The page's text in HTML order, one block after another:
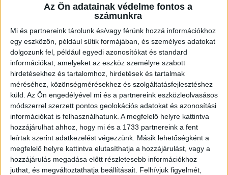
Az Ön adatainak védelme fontos a
számunkra
Mi és partnereink tárolunk és/vagy férünk hozzá információkhoz
egy eszközön, például sütik formájában, és személyes adatokat
dolgozunk fel, például egyedi azonosítókat és standard
információkat, amelyeket az eszköz személyre szabott
hirdetésekhez és tartalomhoz, hirdetések és tartalmak
méréséhez, közönségmérésekhez és szolgáltatásfejlesztéshez
küld. Az Ön engedélyével mi és a partnereink eszközleolvasásos
módszerrel szerzett pontos geolokációs adatokat és azonosítási
információkat is felhasználhatunk. A megfelelő helyre kattintva
hozzájárulhat ahhoz, hogy mi és a 1733 partnereink a fent
leírtak szerint adatkezelést végezzünk. Másik lehetőségként a
megfelelő helyre kattintva elutasíthatja a hozzájárulást, vagy a
hozzájárulás megadása előtt részletesebb információkhoz
juthat, és megváltoztathatja beállításait. Felhívjuk figyelmét,
Kaposvár, Eladó Társasházi lakás, Családi ház
Szolnok , Eladó Családi ház
Gödöllő, Eladó Társasházi lakás
, Eladó Társasházi lakás, Családi ház
Sárvár, Eladó Családi ház
Keszthely, Eladó és Kiadó Nyaraló, Telek, Zárt kert
Győr, Eladó Társasházi lakás
Székesfehérvár, Eladó Családi ház
Pápa , Eladó Társasházi lakás, Családi ház